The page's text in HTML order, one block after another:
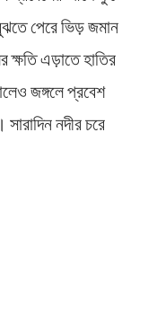
পেরে ভিড় জমান
এড়াতে হাতির
জঙ্গলে প্রবেশ
নদীর চরে